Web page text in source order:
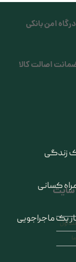
زندگی
کسانی
یک ماجراجویی
سایت
درگاه امن بانکی
اصالت کالا